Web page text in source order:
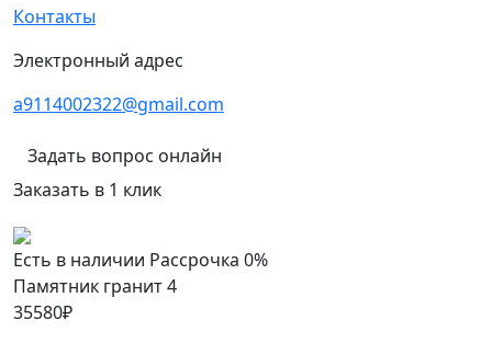
Контакты
Электронный адрес
a9114002322@gmail.com
Задать вопрос онлайн
Заказать в 1 клик
Есть в наличии Рассрочка 0%
Памятник гранит 4
35580₽